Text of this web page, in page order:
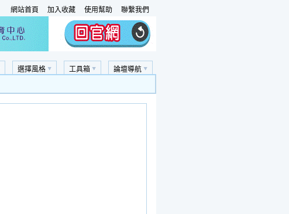
網站首頁 加入收藏 使用幫助 聯繫我們
論壇導航
工具箱
選擇風格